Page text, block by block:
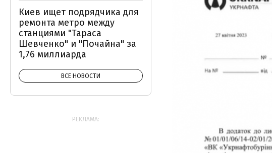
Киев ищет подрядчика для
ремонта метро между
станциями "Тараса
Шевченко" и "Почайна" за
1,76 миллиарда
ВСЕ НОВОСТИ
РЕКЛАМА: